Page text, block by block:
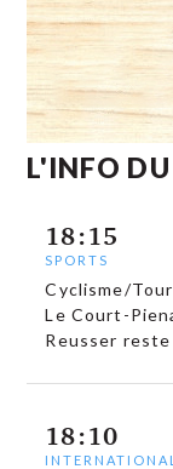
L'INFO
18:15
SPORTS
Cyclisme/
Le Court-
Reusser
18:10
INTERNATIONAL